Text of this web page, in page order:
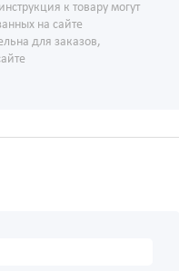
к товару могут
на сайте
для заказов,